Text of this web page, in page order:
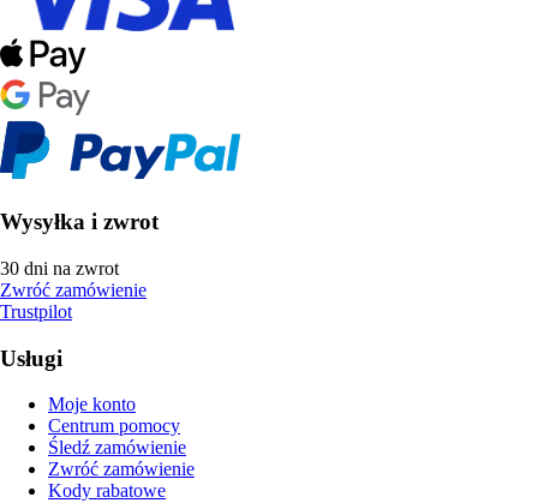
Wysyłka i zwrot
30 dni na zwrot
Zwróć zamówienie
Trustpilot
Usługi
Moje konto
Centrum pomocy
Śledź zamówienie
Zwróć zamówienie
Kody rabatowe